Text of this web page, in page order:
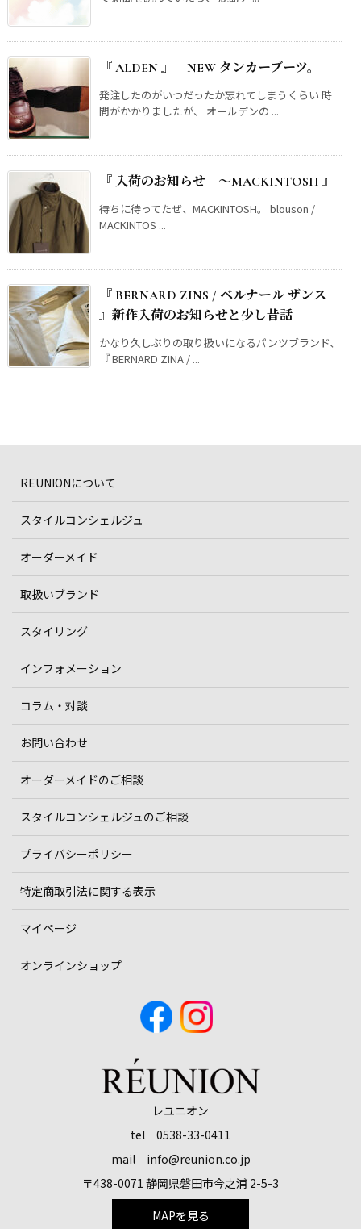
『 ALDEN 』 NEW タンカーブーツ。
発注したのがいつだったか忘れてしまうくらい 時
間がかかりましたが、 オールデンの ...
『 入荷のお知らせ ～MACKINTOSH 』
待ちに待ってたぜ、MACKINTOSH。 blouson /
MACKINTOS ...
『 BERNARD ZINS / ベルナール ザンス
』新作入荷のお知らせと少し昔話
かなり久しぶりの取り扱いになるパンツブランド、
『 BERNARD ZINA / ...
REUNIONについて
スタイルコンシェルジュ
オーダーメイド
取扱いブランド
スタイリング
インフォメーション
コラム・対談
お問い合わせ
オーダーメイドのご相談
スタイルコンシェルジュのご相談
プライバシーポリシー
特定商取引法に関する表示
マイページ
オンラインショップ
レユニオン
tel 0538-33-0411
mail info@reunion.co.jp
〒438-0071 静岡県磐田市今之浦 2-5-3
MAPを見る